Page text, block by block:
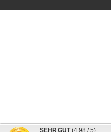
SEHR GUT (4.98 / 5)